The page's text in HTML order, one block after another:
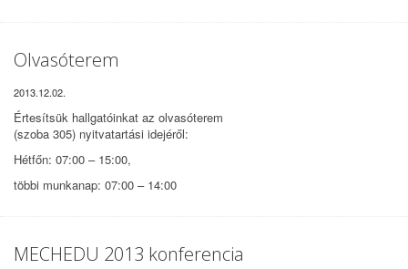
Olvasóterem
2013.12.02.
Értesítsük hallgatóinkat az olvasóterem
(szoba 305) nyitvatartási idejéről:
Hétfőn: 07:00 – 15:00,
többi munkanap: 07:00 – 14:00
MECHEDU 2013 konferencia